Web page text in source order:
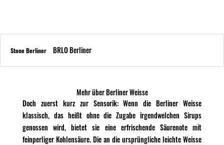
Stone Berliner BRLO Berliner
Mehr über Berliner Weisse
Doch zuerst kurz zur Sensorik: Wenn die Berliner Weisse
klassisch, das heißt ohne die Zugabe irgendwelchen Sirups
genossen wird, bietet sie eine erfrischende Säurenote mit
feinperliger Kohlensäure. Die an die ursprüngliche leichte Weisse